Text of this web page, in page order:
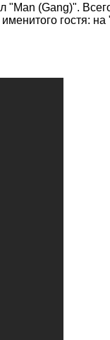
"Man (Gang)".
гостя: